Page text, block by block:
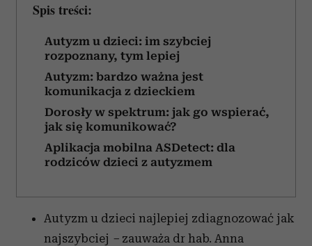
Spis treści:
Autyzm u dzieci: im szybciej
rozpoznany, tym lepiej
Autyzm: bardzo ważna jest
komunikacja z dzieckiem
Dorosły w spektrum: jak go wspierać,
jak się komunikować?
Aplikacja mobilna ASDetect: dla
rodziców dzieci z autyzmem
Autyzm u dzieci najlepiej zdiagnozować jak
najszybciej – zauważa dr hab. Anna